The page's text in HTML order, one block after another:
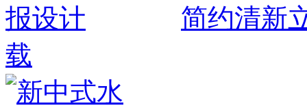
简约清新
载